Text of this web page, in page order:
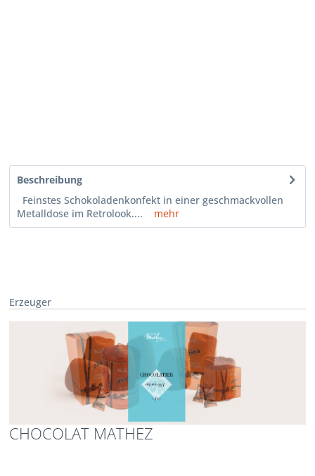
Beschreibung
Feinstes Schokoladenkonfekt in einer geschmackvollen
Metalldose im Retrolook....
mehr
Erzeuger
CHOCOLAT MATHEZ